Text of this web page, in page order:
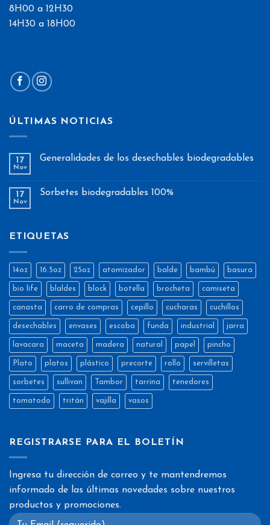
8H00 a 12H30
14H30 a 18H00
ÚLTIMAS NOTICIAS
17
Nov
Generalidades de los desechables biodegradables
17
Nov
Sorbetes biodegradables 100%
ETIQUETAS
14oz 16.5oz 25oz atomizador balde bambú basura
bio life blaldes block botella brocheta camiseta
canasta carro de compras cepillo cucharas cuchillos
desechables envases escoba funda industrial jarra
lavacara maceta madera natural papel pincho
Plato platos plástico precorte rollo servilletas
sorbetes sullivan Tambor tarrina tenedores
tomatodo tritán vajilla vasos
REGISTRARSE PARA EL BOLETÍN
Ingresa tu dirección de correo y te mantendremos
informado de las últimas novedades sobre nuestros
productos y promociones.